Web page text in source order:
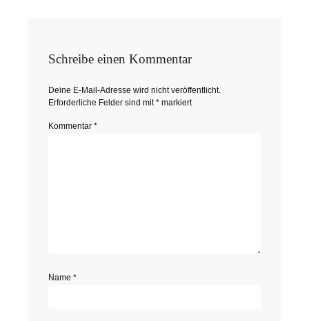
Schreibe einen Kommentar
Deine E-Mail-Adresse wird nicht veröffentlicht.
Erforderliche Felder sind mit* markiert
Kommentar *
Name *